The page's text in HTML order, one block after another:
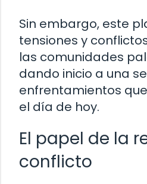
Sin embargo, este
tensiones y
las comunidades
dando inicio a una
enfrentamientos
el día de hoy.
El papel de la
conflicto